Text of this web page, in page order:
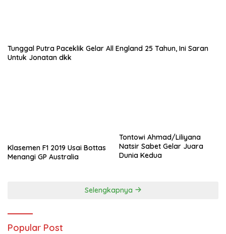
Tunggal Putra Paceklik Gelar All England 25 Tahun, Ini Saran
Untuk Jonatan dkk
Klasemen F1 2019 Usai Bottas
Menangi GP Australia
Tontowi Ahmad/Liliyana
Natsir Sabet Gelar Juara
Dunia Kedua
Selengkapnya
Popular Post